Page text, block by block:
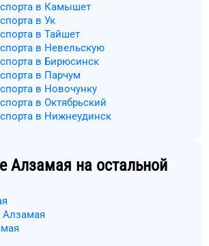
в Камышет
в Ук
в Тайшет
в Невельскую
в Бирюсинск
в Парчум
в Новочунку
в Октябрьский
в Нижнеудинск
Алзамая на остальной
Алзамая